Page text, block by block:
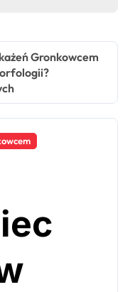
Gronkowcem